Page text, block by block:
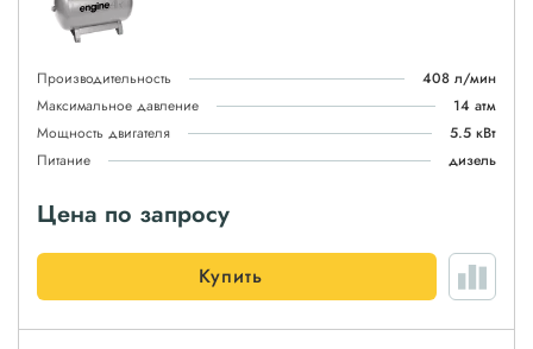
Производительность
408 л/мин
Максимальное давление
14 атм
Мощность двигателя
5.5 кВт
Питание
дизель
Цена по запросу
Купить